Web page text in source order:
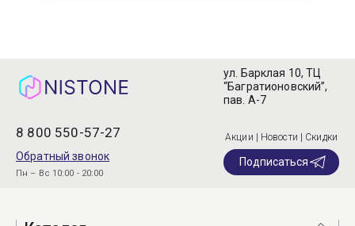
8 800 550-57-27
Обратный звонок
Пн – Вс 10:00 - 20:00
ул. Барклая 10, ТЦ
“Багратионовский”,
пав. А-7
Акции | Новости | Скидки
Подписаться